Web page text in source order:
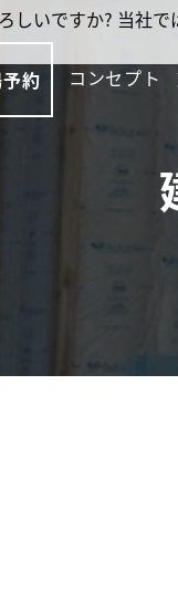
約 コンセプト
しいですか? 当社